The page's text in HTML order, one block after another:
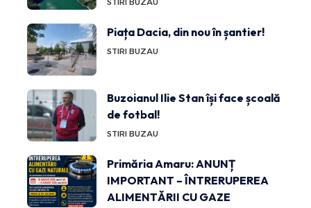
STIRI BUZAU
Piața Dacia, din nou în șantier!
STIRI BUZAU
Buzoianul Ilie Stan își face școală
de fotbal!
STIRI BUZAU
Primăria Amaru: ANUNȚ
IMPORTANT – ÎNTRERUPEREA
ALIMENTĂRII CU GAZE